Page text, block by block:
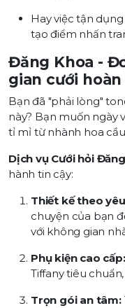
Hay việc tận
tạo điểm nhấn
Đăng Khoa -
gian cưới hoàn
Bạn đã "phải lòng"
này? Bạn muốn ngày
tỉ mỉ từ nhành hoa
Dịch vụ Cưới hỏi
hành tin cậy:
Thiết kế theo
chuyện của bạn
với không gian
Phụ kiện cao cấp:
Tiffany tiêu
Trọn gói an tâm: